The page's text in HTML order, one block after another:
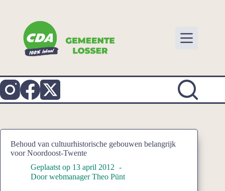
Behoud van cultuurhistorische gebouwen belangrijk
voor Noordoost-Twente
Geplaatst op 13 april 2012
Door webmanager Theo Pünt